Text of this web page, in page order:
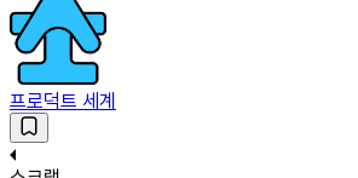
프로덕트 세계